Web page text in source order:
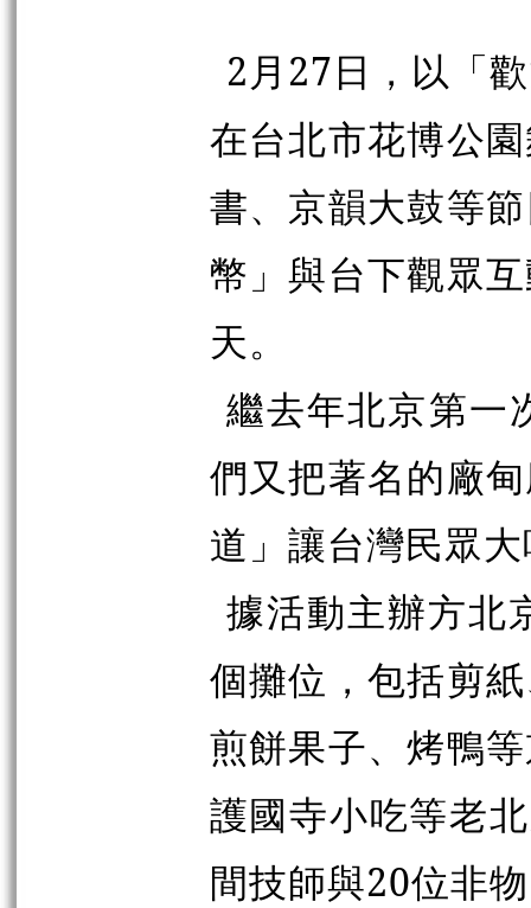
2月27日，以「
在台北市花博公
書、京韻大鼓等
幣」與台下觀眾
天。
繼去年北京第一
們又把著名的廠
道」讓台灣民眾
據活動主辦方北
個攤位，包括剪
煎餅果子、烤鴨
護國寺小吃等老
間技師與20位非